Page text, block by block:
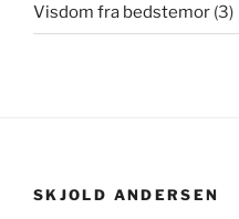
Visdom fra bedstemor (3)
SKJOLD ANDERSEN